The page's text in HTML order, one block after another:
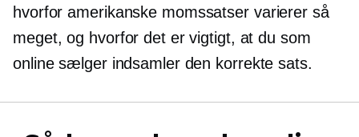
hvorfor amerikanske momssatser varierer så
meget, og hvorfor det er vigtigt, at du som
online sælger indsamler den korrekte sats.